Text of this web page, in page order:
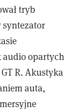
tryb
syntezator
audio opartych
R. Akustyka
auta,